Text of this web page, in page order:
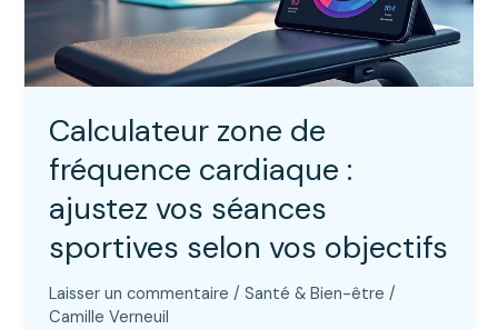
Calculateur zone de
fréquence cardiaque :
ajustez vos séances
sportives selon vos objectifs
Laisser un commentaire /Santé & Bien-être /
Camille Verneuil